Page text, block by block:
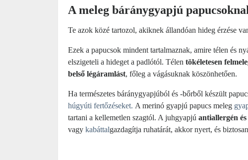
A meleg báránygyapjú
Te azok közé tartozol, akiknek állandóan hideg érzése
Ezek a papucsok mindent tartalmaznak, amire télen és
elszigeteli a hideget a padlótól. Télen tökéletesen
belső légáramlást, főleg a vágásuknak köszönhetően.
Ha természetes báránygyapjúból és -bőrből készült
húgyúti fertőzéseket. A merinó gyapjú papucs meleg
tartani a kellemetlen szagtól. A juhgyapjú antiallergén
vagy kabáttalgazdagítja ruhatárát, akkor nyert, és